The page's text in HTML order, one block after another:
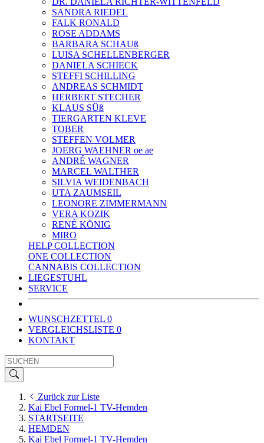
SANDRA RIEDEL
FALK RONALD
ROSE ADDAMS
BARBARA SCHAUß
LUISA SCHELLENBERGER
DANIELA SCHIECK
STEFFI SCHILLING
ANDREAS SCHMIDT
HERBERT STECHER
KLAUS SÜß
TIERGARTEN KLEVE
TOBER
STEFFEN VOLMER
JOERG WAEHNER oe ae
ANDRÉ WAGNER
MARCEL WALTHER
SILVIA WEIDENBACH
UTA ZAUMSEIL
LEONORE ZIMMERMANN
VERA KOZIK
RENÉ KÖNIG
MIRO
HELP COLLECTION
ONE COLLECTION
CANNABIS COLLECTION
LIEGESTUHL
SERVICE
WUNSCHZETTEL 0
VERGLEICHSLISTE 0
KONTAKT
Zurück zur Liste
Kai Ebel Formel-1 TV-Hemden
STARTSEITE
HEMDEN
Kai Ebel Formel-1 TV-Hemden